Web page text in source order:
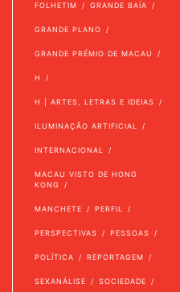
FOLHETIM GRANDE BAÍA
GRANDE PLANO
GRANDE PRÉMIO DE MACAU
H
H | ARTES, LETRAS E IDEIAS
ILUMINAÇÃO ARTIFICIAL
INTERNACIONAL
MACAU VISTO DE HONG
KONG
MANCHETE PERFIL
PERSPECTIVAS PESSOAS
POLÍTICA REPORTAGEM
SEXANÁLISE SOCIEDADE